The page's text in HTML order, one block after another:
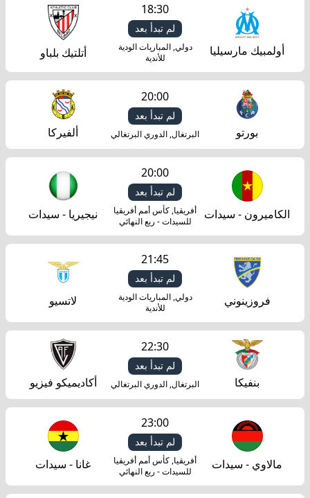
أولمبيك مارسيليا
18:30
لم تبدأ بعد
دولي, المباريات الودية
للأندية
أتلتيك بلباو
بورتو
20:00
لم تبدأ بعد
البرتغال, الدوري البرتغالي ألفيركا
الكاميرون - سيدات
20:00
لم تبدأ بعد
أفريقيا, كأس أمم أفريقيا
للسيدات - ربع النهائي
نيجيريا - سيدات
فروزينوني
21:45
لم تبدأ بعد
دولي, المباريات الودية
للأندية
لاتسيو
بنفيكا
22:30
لم تبدأ بعد
البرتغال, الدوري البرتغالي أكاديميكو فيزيو
مالاوي - سيدات
23:00
لم تبدأ بعد
أفريقيا, كأس أمم أفريقيا
للسيدات - ربع النهائي
غانا - سيدات